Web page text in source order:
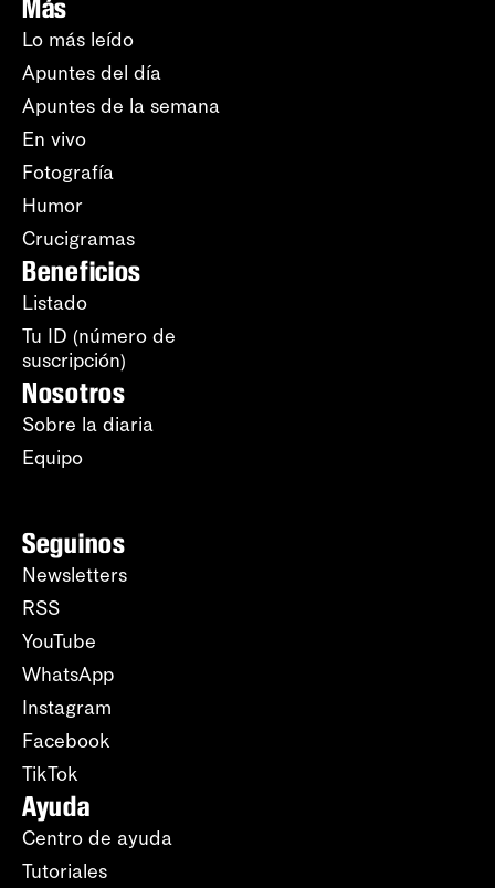
Más
Lo más leído
Apuntes del día
Apuntes de la semana
En vivo
Fotografía
Humor
Crucigramas
Beneficios
Listado
Tu ID (número de
suscripción)
Nosotros
Sobre la diaria
Equipo
Seguinos
Newsletters
RSS
YouTube
WhatsApp
Instagram
Facebook
TikTok
Ayuda
Centro de ayuda
Tutoriales